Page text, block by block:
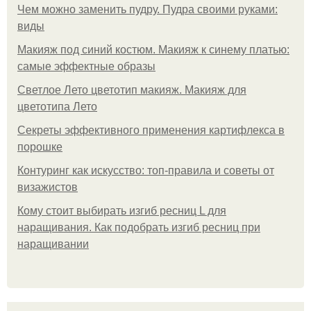
Чем можно заменить пудру. Пудра своими руками:
виды
Макияж под синий костюм. Макияж к синему платью:
самые эффектные образы
Светлое Лето цветотип макияж. Макияж для
цветотипа Лето
Секреты эффективного применения картифлекса в
порошке
Контуринг как искусство: топ-правила и советы от
визажистов
Кому стоит выбирать изгиб ресниц L для
наращивания. Как подобрать изгиб ресниц при
наращивании